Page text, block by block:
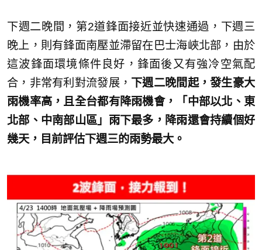
下週二晚間，第2道鋒面接近並快速通過，下週三
晚上，則有鋒面南壓並滯留在巴士海峽北部，由於
這波鋒面環境條件良好，鋒面後又有強冷空氣配
合，非常有利對流發展， 下週二晚間起，發生豪大
雨機率高，且全台都有降雨機會，「中部以北、東
北部、中南部山區」雨下最多，降雨還會持續個好
幾天，目前評估下週三的雨勢最大。